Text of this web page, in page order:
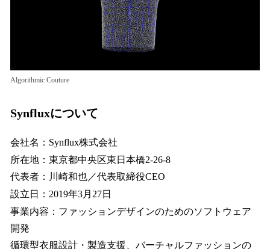
Algorithmic Couture
Synfluxについて
会社名：Synflux株式会社
所在地：東京都中央区東日本橋2-26-8
代表者：川崎和也／代表取締役CEO
設立日：2019年3月27日
事業内容：ファッションデザインのためのソフトウェア
開発
循環型衣服設計・製造支援、バーチャルファッションの